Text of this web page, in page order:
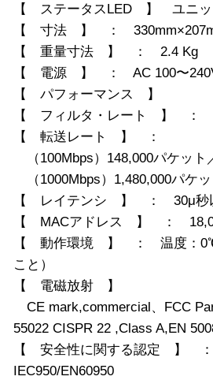
【 ステータスLED 】 ユニッ
【 寸法 】 ：
【 重量寸法 】 ： 2.4 Kg
【 電源 】 ： AC 100〜
【 パフォーマンス 】
【 フィルタ・レート 】 ：
【 転送レート 】 ：
（100Mbps）148,000パケット
（1000Mbps）1,480,000パケ
【 レイテンシ 】 ： 30μ秒
【 MACアドレス 】 ：
【 動作環境 】 ： 温度：0℃
こと）
【 電磁放射 】
CE mark,commercial、FCC
55022 CISPR 22 ,Class A,EN
【 安全性に関する認定 】
IEC950/EN60950